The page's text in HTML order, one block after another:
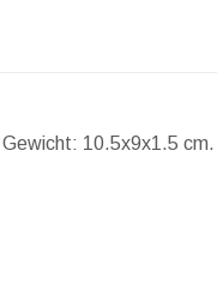
Gewicht: 10.5x9x1.5 cm.